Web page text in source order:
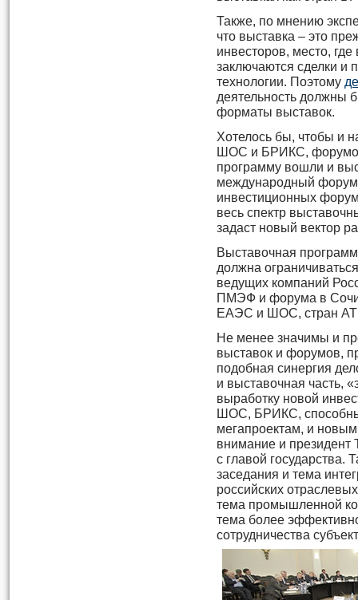
Также, по мнению
что выставка – это
инвесторов, место,
заключаются сделки и
технологии. Поэтому
деятельность должны
форматы выставок.
Хотелось бы, чтобы и
ШОС и БРИКС,
программу вошли и
международный форум
инвестиционных
весь спектр
задаст новый вектор
Выставочная
должна
ведущих компаний
ПМЭФ и форума в Сочи
ЕАЭС и ШОС, стран
Не менее значимы и
выставок и форумов,
подобная синергия
и выставочная часть,
выработку новой
ШОС, БРИКС,
мегапроектам, и
внимание и
с главой государства.
заседания и тема
российских
тема промышленной
тема более
сотрудничества